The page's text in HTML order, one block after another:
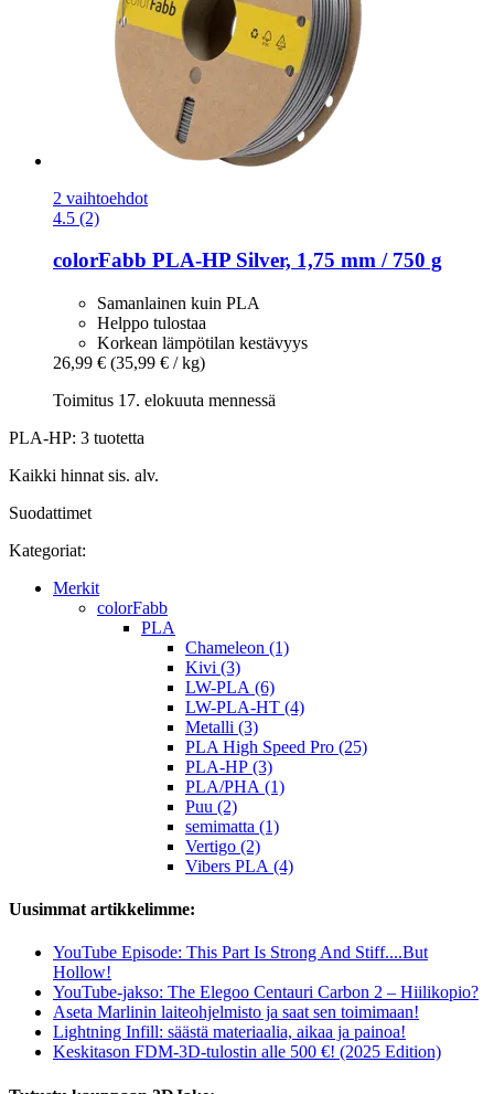
2 vaihtoehdot
4.5 (2)
colorFabb PLA-​HP Silver, 1,75 mm / 750 g
Samanlainen kuin PLA
Helppo tulostaa
Korkean lämpötilan kestävyys
26,99 € (35,99 € / kg)
Toimitus 17. elokuuta mennessä
PLA-HP: 3 tuotetta
Kaikki hinnat sis. alv.
Suodattimet
Kategoriat:
Merkit
colorFabb
PLA
Chameleon (1)
Kivi (3)
LW-PLA (6)
LW-PLA-HT (4)
Metalli (3)
PLA High Speed Pro (25)
PLA-HP (3)
PLA/PHA (1)
Puu (2)
semimatta (1)
Vertigo (2)
Vibers PLA (4)
Uusimmat artikkelimme:
YouTube Episode: This Part Is Strong And Stiff....But
Hollow!
YouTube-jakso: The Elegoo Centauri Carbon 2 – Hiilikopio?
Aseta Marlinin laiteohjelmisto ja saat sen toimimaan!
Lightning Infill: säästä materiaalia, aikaa ja painoa!
Keskitason FDM-3D-tulostin alle 500 €! (2025 Edition)